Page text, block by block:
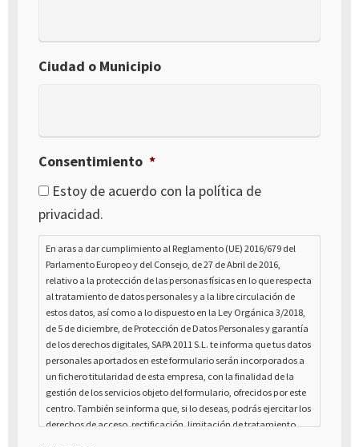
Ciudad o Municipio
Consentimiento *
Estoy de acuerdo con la política de
privacidad.
En aras a dar cumplimiento al Reglamento (UE) 2016/679 del
Parlamento Europeo y del Consejo, de 27 de Abril de 2016,
relativo a la protección de las personas físicas en lo que respecta
al tratamiento de datos personales y a la libre circulación de
estos datos, así como a lo dispuesto en la Ley Orgánica 3/2018,
de 5 de diciembre, de Protección de Datos Personales y garantía
de los derechos digitales, SAPA 2011 S.L. te informa que tus datos
personales aportados en este formulario serán incorporados a
un fichero titularidad de esta empresa, con la finalidad de la
gestión de los servicios objeto del formulario, ofrecidos por este
centro. También se informa que, si lo deseas, podrás ejercitar los
derechos de acceso, rectificación, limitación de tratamiento,